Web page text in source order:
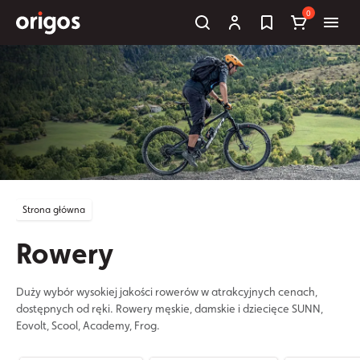
0
Strona główna
Rowery
Duży wybór wysokiej jakości rowerów w atrakcyjnych cenach,
dostępnych od ręki. Rowery męskie, damskie i dziecięce SUNN,
Eovolt, Scool, Academy, Frog.